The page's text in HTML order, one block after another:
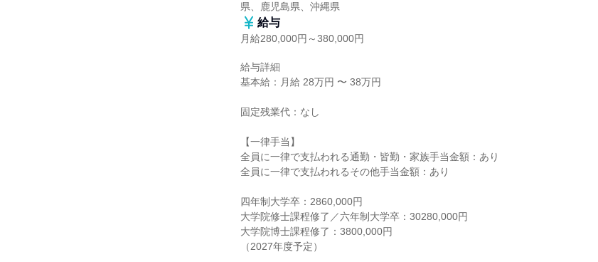
県、鹿児島県、沖縄県
給与
月給280,000円～380,000円
給与詳細
基本給：月給 28万円 〜 38万円
固定残業代：なし
【一律手当】
全員に一律で支払われる通勤・皆勤・家族手当金額：あり
全員に一律で支払われるその他手当金額：あり
四年制大学卒：2860,000円
大学院修士課程修了／六年制大学卒：30280,000円
大学院博士課程修了：3800,000円
（2027年度予定）